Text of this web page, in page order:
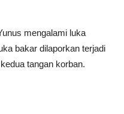
mengalami luka
bakar dilaporkan terjadi
tangan korban.